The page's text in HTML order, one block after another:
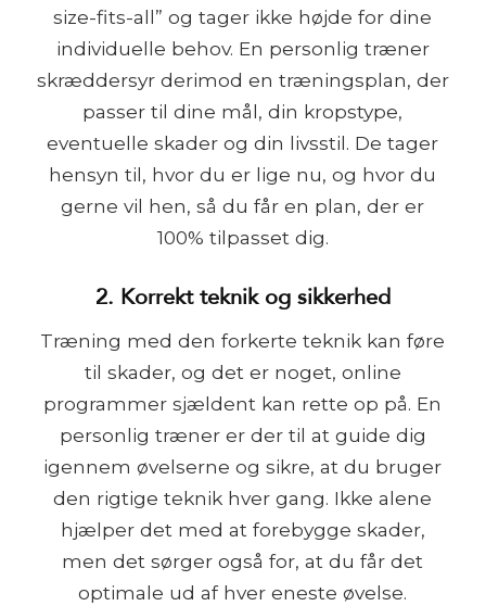
size-fits-all” og tager ikke højde for dine
individuelle behov. En personlig træner
skræddersyr derimod en træningsplan, der
passer til dine mål, din kropstype,
eventuelle skader og din livsstil. De tager
hensyn til, hvor du er lige nu, og hvor du
gerne vil hen, så du får en plan, der er
100% tilpasset dig.
2. Korrekt teknik og sikkerhed
Træning med den forkerte teknik kan føre
til skader, og det er noget, online
programmer sjældent kan rette op på. En
personlig træner er der til at guide dig
igennem øvelserne og sikre, at du bruger
den rigtige teknik hver gang. Ikke alene
hjælper det med at forebygge skader,
men det sørger også for, at du får det
optimale ud af hver eneste øvelse.